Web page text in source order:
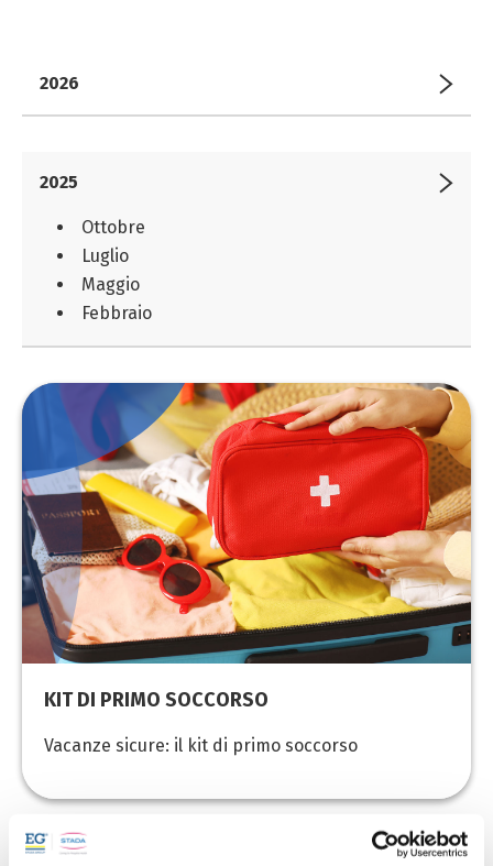
2026
2025
Ottobre
Luglio
Maggio
Febbraio
KIT DI PRIMO SOCCORSO
Vacanze sicure: il kit di primo soccorso